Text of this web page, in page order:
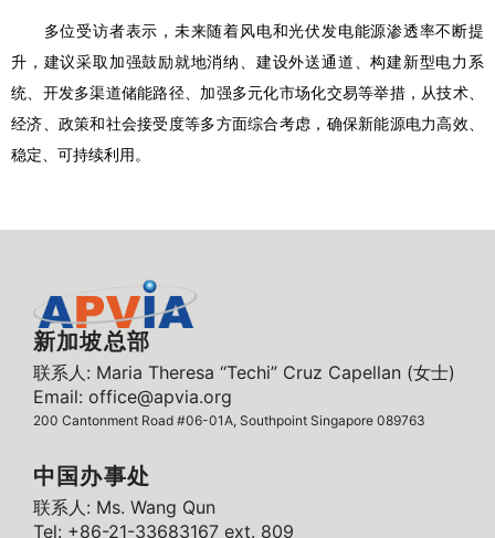
多位受访者表示，未来随着风电和光伏发电能源渗透率不断提
升，建议采取加强鼓励就地消纳、建设外送通道、构建新型电力系
统、开发多渠道储能路径、加强多元化市场化交易等举措，从技术、
经济、政策和社会接受度等多方面综合考虑，确保新能源电力高效、
稳定、可持续利用。
新加坡总部
联系人: Maria Theresa “Techi” Cruz Capellan (女士)
Email: office@apvia.org
200 Cantonment Road #06-01A, Southpoint Singapore 089763
中国办事处
联系人: Ms. Wang Qun
Tel: +86-21-33683167 ext. 809